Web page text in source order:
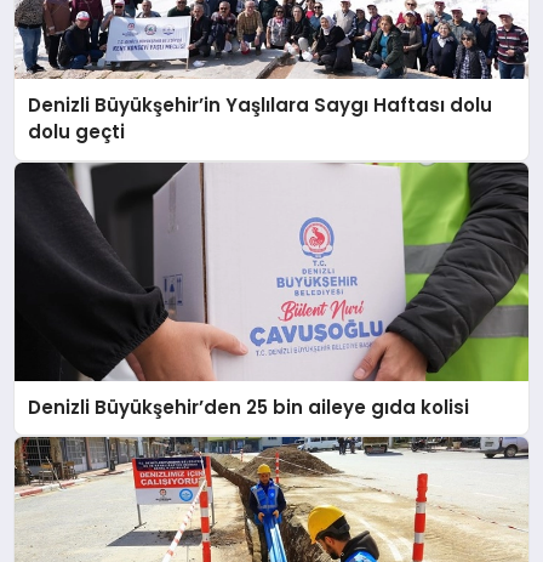
Denizli Büyükşehir’in Yaşlılara Saygı Haftası dolu
dolu geçti
Denizli Büyükşehir’den 25 bin aileye gıda kolisi